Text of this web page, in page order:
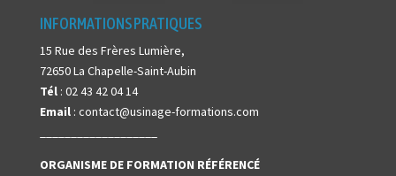
INFORMATIONS PRATIQUES
15 Rue des Frères Lumière,
72650 La Chapelle-Saint-Aubin
Tél: 02 43 42 04 14
Email: contact@usinage-formations.com
ORGANISME DE FORMATION RÉFÉRENCÉ